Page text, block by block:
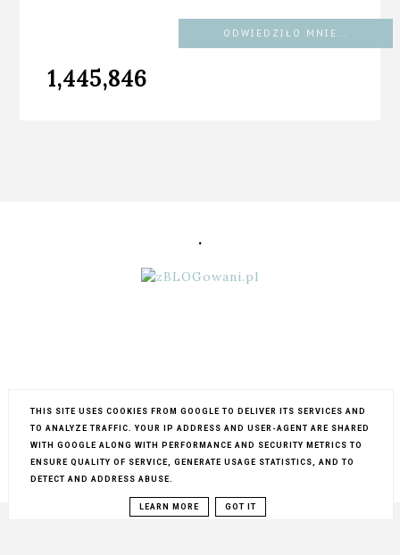
ODWIEDZIŁO MNIE...
1,445,846
.
MY LIFESTYLE...
BLOG DESIGN:
THIS SITE USES COOKIES FROM GOOGLE TO DELIVER ITS SERVICES AND
TO ANALYZE TRAFFIC. YOUR IP ADDRESS AND USER-AGENT ARE SHARED
WITH GOOGLE ALONG WITH PERFORMANCE AND SECURITY METRICS TO
ENSURE QUALITY OF SERVICE, GENERATE USAGE STATISTICS, AND TO
DETECT AND ADDRESS ABUSE.
LEARN MORE GOT IT